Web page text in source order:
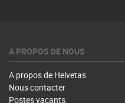
A PROPOS DE NOUS
A propos de Helvetas
Nous contacter
Postes vacants